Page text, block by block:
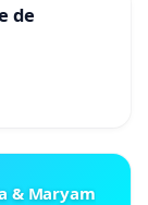
de
& Maryam